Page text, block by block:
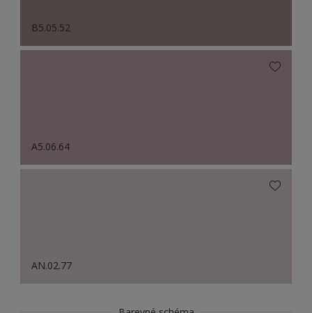
B5.05.52
A5.06.64
AN.02.77